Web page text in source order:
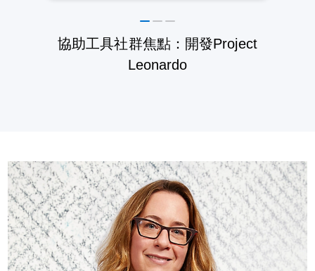
協助工具社群焦點：開發Project
Leonardo